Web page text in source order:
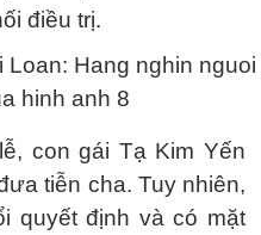
điều trị.
con gái Tạ Kim Yến
tiễn cha. Tuy nhiên,
quyết định và có mặt